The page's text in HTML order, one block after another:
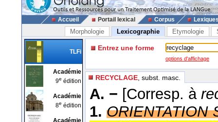
Accueil Portail lexical Corpus
Morphologie Lexicographie Etymologie
TLFi
Académie
9e édition
Académie
8e édition
Académie
Entrez une forme
options d'affichage
RECYCLAGE , subst. masc.
A. − [Corresp. à
1. ORIENTATION